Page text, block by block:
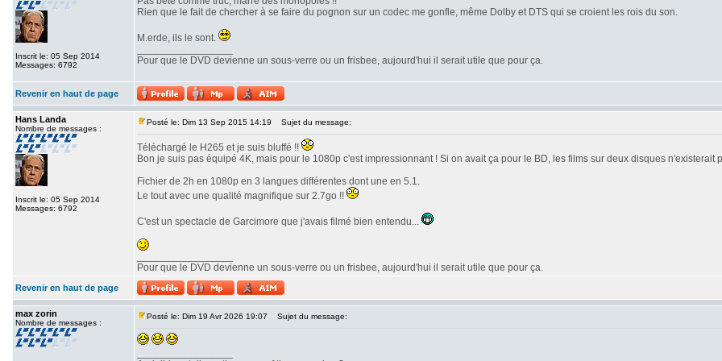
Inscrit le: 05 Sep 2014
Messages: 6792
Rien que le fait de chercher à se faire du pognon sur un codec me gonfle, même Dolby et DTS qui se croient les rois du son.
M.erde, ils le sont.
Pour que le DVD devienne un sous-verre ou un frisbee, aujourd'hui il serait utile que pour ça.
Revenir en haut de page
Hans Landa
Nombre de messages :
Inscrit le: 05 Sep 2014
Messages: 6792
Posté le: Dim 13 Sep 2015 14:19 Sujet du message:
Téléchargé le H265 et je suis bluffé !!
Bon je suis pas équipé 4K, mais pour le 1080p c'est impressionnant ! Si on avait ça pour le BD, les films sur deux disques n'existerait
Fichier de 2h en 1080p en 3 langues différentes dont une en 5.1.
Le tout avec une qualité magnifique sur 2.7go !!
C'est un spectacle de Garcimore que j'avais filmé bien entendu...
Pour que le DVD devienne un sous-verre ou un frisbee, aujourd'hui il serait utile que pour ça.
Revenir en haut de page
max zorin
Nombre de messages :
Posté le: Dim 19 Avr 2026 19:07 Sujet du message: